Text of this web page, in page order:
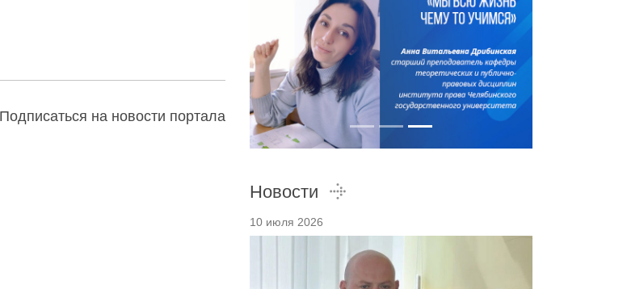
Подписаться на новости портала
Новости
10 июля 2026